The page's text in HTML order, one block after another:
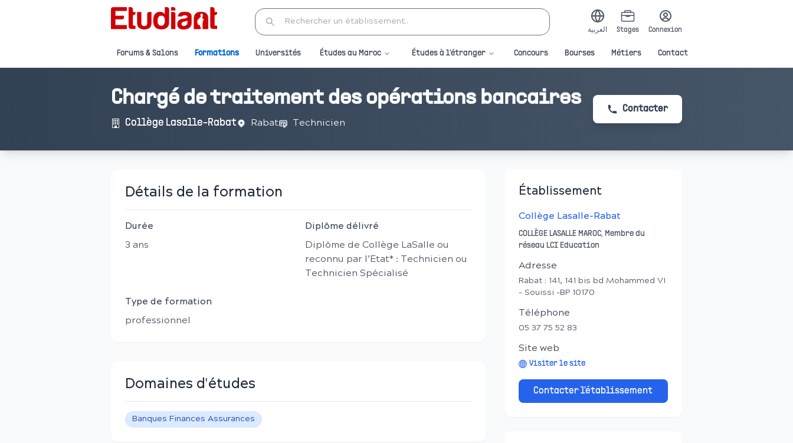
العربية Stages Connexion
Forums & Salons Formations Universités Études au Maroc Études à l'étranger Concours Bourses Métiers Contact
Chargé de traitement des opérations bancaires
Collège Lasalle-Rabat Rabat Technicien
Contacter
Détails de la formation
Durée
3 ans
Diplôme délivré
Diplôme de Collège LaSalle ou
reconnu par l’Etat* : Technicien ou
Technicien Spécialisé
Type de formation
professionnel
Domaines d'études
Banques Finances Assurances
Établissement
Collège Lasalle-Rabat
COLLÈGE LASALLE MAROC, Membre du
réseau LCI Education
Adresse
Rabat : 141, 141 bis bd Mohammed VI
- Souissi -BP 10170
Téléphone
05 37 75 52 83
Site web
Visiter le site
Contacter l'établissement